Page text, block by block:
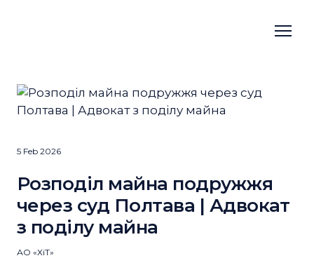
5 Feb 2026
Розподіл майна подружжя
через суд Полтава | Адвокат
з поділу майна
АО «ХіТ»